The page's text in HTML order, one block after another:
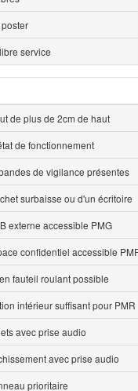
service
de plus de 2cm de haut
de fonctionnement
de vigilance présentes
surbaisse ou d'un écritoire
externe accessible PMG
confidentiel accessible
fauteil roulant possible
intérieur suffisant pour PMR
avec prise audio
avec prise audio
prioritaire